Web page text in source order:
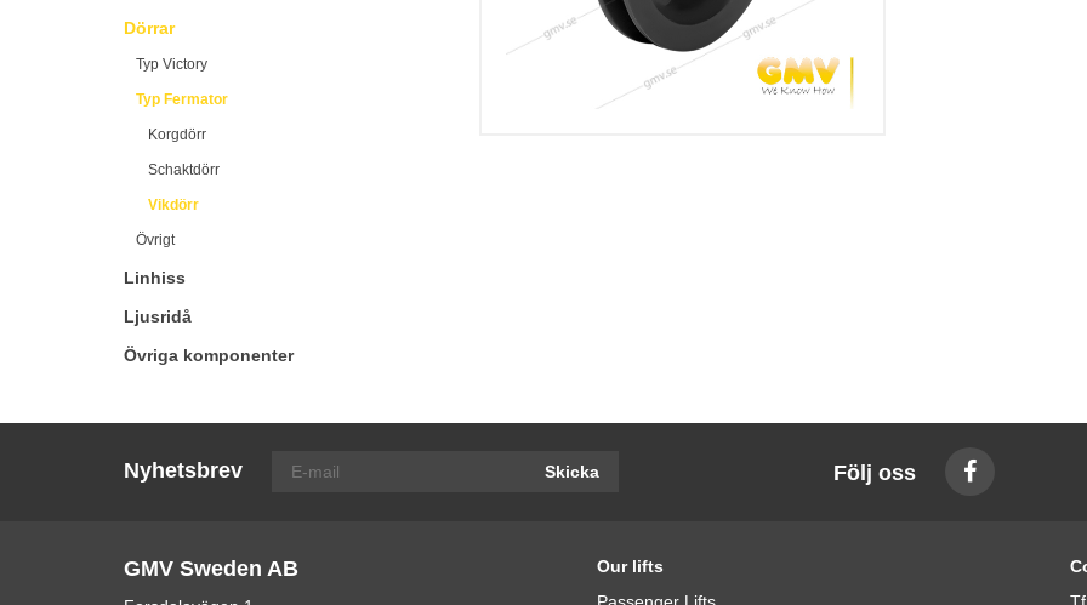
Dörrar
Typ Victory
Typ Fermator
Korgdörr
Schaktdörr
Vikdörr
Övrigt
Linhiss
Ljusridå
Övriga komponenter
Nyhetsbrev Skicka Följ oss
GMV Sweden AB
Our lifts